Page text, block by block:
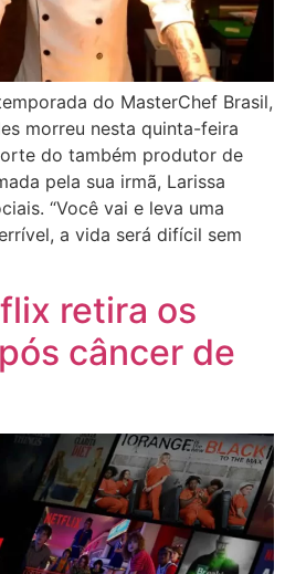
do MasterChef Brasil,
morreu nesta quinta-feira
do também produtor de
pela sua irmã, Larissa
“Você vai e leva uma
a vida será difícil sem
retira os
câncer de